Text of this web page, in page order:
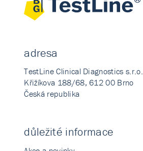
adresa
TestLine Clinical Diagnostics s.r.o.
Křižíkova 188/68, 612 00 Brno
Česká republika
důležité informace